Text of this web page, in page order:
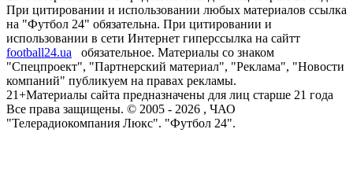
При цитировании и использовании любых материалов ссылка
на "Футбол 24" обязательна. При цитировании и
использовании в сети Интернет гиперссылка на сайтт
football24.ua
обязательное. Материалы со знаком
"Спецпроект", "Партнерский материал", "Реклама", "Новости
компаний" публикуем на правах рекламы.
21+Материалы сайта предназначены для лиц старше 21 года
Все права защищены. © 2005 - 2026 , ЧАО
"Телерадиокомпания Люкс". "Футбол 24".